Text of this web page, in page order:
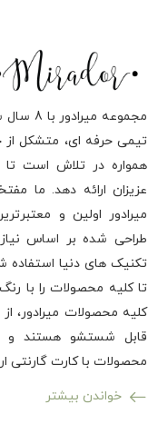
تیمی حرفه ای، متشکل
همواره در تلاش است
عزیزان ارائه دهد. ما
میرادور اولین و
طراحی شده بر اساس
تکنیک های دنیا
تا کلیه محصولات را با
کلیه محصولات میرادور،
قابل شستشو هستند و
محصولات با کارت گارنتی
خواندن بیشتر